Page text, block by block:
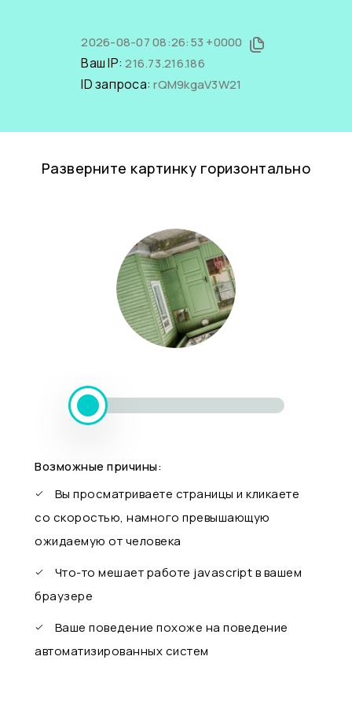
2026-08-07 08:26:53 +0000
Ваш IP:216.73.216.186
ID запроса:rQM9kgaV3W21
Разверните картинку горизонтально
Возможные причины:
Вы просматриваете страницы и кликаете
со скоростью, намного превышающую
ожидаемую от человека
Что-то мешает работе javascript в вашем
браузере
Ваше поведение похоже на поведение
автоматизированных систем